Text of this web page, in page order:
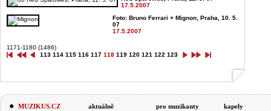
17.5.2007
Foto: Bruno Ferrari + Mignon, Praha, 10. 5.
07
17.5.2007
1171-1180 (1486)
113 114 115 116 117 118 119 120 121 122 123
MUZIKUS.CZ
aktuálně
pro muzikanty
kapely